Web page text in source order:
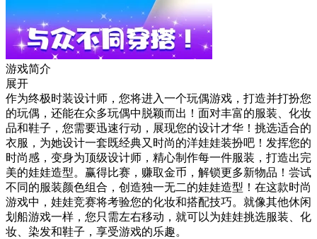
游戏简介
展开
作为终极时装设计师，您将进入一个玩偶游戏，打造并打扮您
的玩偶，还能在众多玩偶中脱颖而出！面对丰富的服装、化妆
品和鞋子，您需要迅速行动，展现您的设计才华！挑选适合的
衣服，为她设计一套既经典又时尚的洋娃娃装扮吧！发挥您的
时尚感，变身为顶级设计师，精心制作每一件服装，打造出完
美的娃娃造型。赢得比赛，赚取金币，解锁更多新物品！尝试
不同的服装颜色组合，创造独一无二的娃娃造型！在这款时尚
游戏中，娃娃竞赛将考验您的化妆和搭配技巧。就像其他休闲
划船游戏一样，您只需左右移动，就可以为娃娃挑选服装、化
妆、染发和鞋子，享受游戏的乐趣。